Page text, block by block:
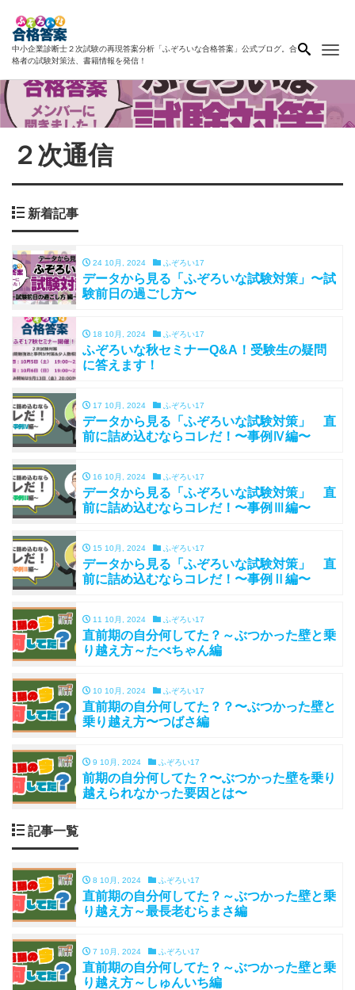
中小企業診断士２次試験の再現答案分析「ふぞろいな合格答案」公式ブログ。合
格者の試験対策法、書籍情報を発信！
２次通信
新着記事
24 10月, 2024 ふぞろい17
データから見る「ふぞろいな試験対策」〜試
験前日の過ごし方〜
18 10月, 2024 ふぞろい17
ふぞろいな秋セミナーQ&A！受験生の疑問
に答えます！
17 10月, 2024 ふぞろい17
データから見る「ふぞろいな試験対策」 直
前に詰め込むならコレだ！〜事例Ⅳ編〜
16 10月, 2024 ふぞろい17
データから見る「ふぞろいな試験対策」 直
前に詰め込むならコレだ！〜事例Ⅲ編〜
15 10月, 2024 ふぞろい17
データから見る「ふぞろいな試験対策」 直
前に詰め込むならコレだ！〜事例Ⅱ編〜
11 10月, 2024 ふぞろい17
直前期の自分何してた？～ぶつかった壁と乗
り越え方～たべちゃん編
10 10月, 2024 ふぞろい17
直前期の自分何してた？？〜ぶつかった壁と
乗り越え方〜つばさ編
9 10月, 2024 ふぞろい17
前期の自分何してた？〜ぶつかった壁を乗り
越えられなかった要因とは〜
記事一覧
8 10月, 2024 ふぞろい17
直前期の自分何してた？～ぶつかった壁と乗
り越え方～最長老むらまさ編
7 10月, 2024 ふぞろい17
直前期の自分何してた？～ぶつかった壁と乗
り越え方～しゅんいち編